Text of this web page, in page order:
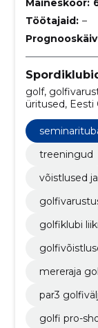
Maineskoor:
Töötajaid: –
golf,
üritused, Eesti
Golfivõistlused
treeningud
võistlused
golfiklubi
mereraja
par3
golfi pro-